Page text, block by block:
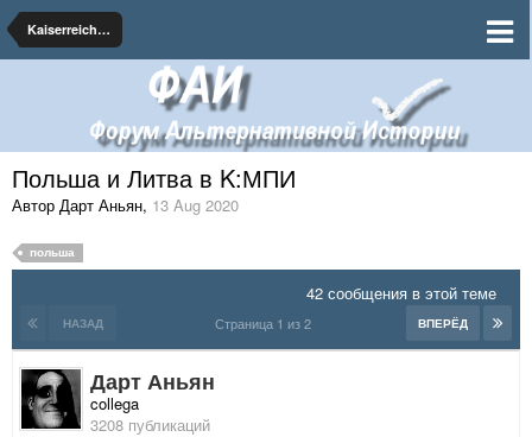
Kaiserreich: Мир победившего империализма
Польша и Литва в K:МПИ
Автор Дарт Аньян, 13 Aug 2020
польша
42 сообщения в этой теме
НАЗАД ВПЕРЁД
Страница 1 из 2
Дарт Аньян
collega
3208 публикаций